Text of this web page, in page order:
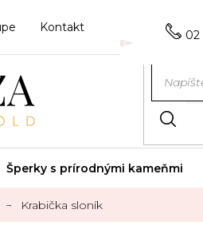
02
Kontakt
Šperky s prírodnými kameňmi
Krabička sloník